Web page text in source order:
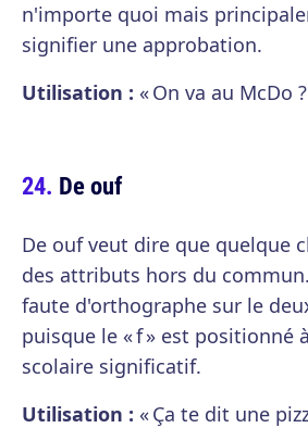
n'importe quoi mais
signifier une approbation.
Utilisation : « On va au McDo ?
De ouf
De ouf veut dire que quelque
des attributs hors du
faute d'orthographe sur le
puisque le « f » est positionné
scolaire significatif.
Utilisation : « Ça te dit une